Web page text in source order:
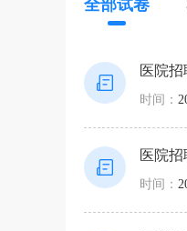
全部试卷
医院
时间：
医院
时间：